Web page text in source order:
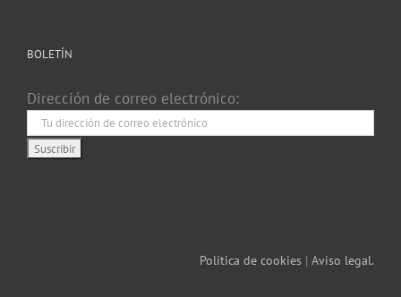
BOLETÍN
Dirección de correo electrónico:
Política de cookies | Aviso legal.